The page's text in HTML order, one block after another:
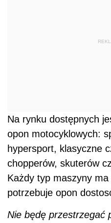
Na rynku dostępnych
opon motocyklowych:
hypersport, klasyczne
chopperów, skuterów
Każdy typ maszyny
potrzebuje opon
Nie będę przestrzegać